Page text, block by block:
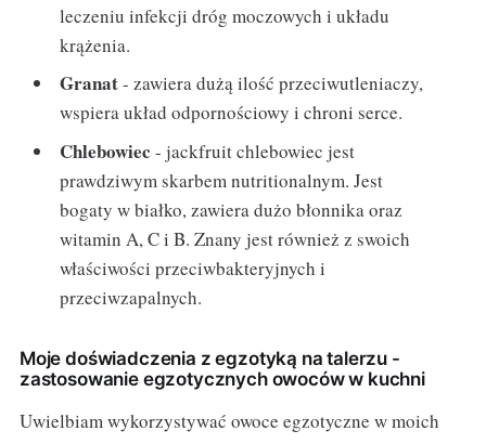
leczeniu infekcji dróg moczowych i układu
krążenia.
Granat- zawiera dużą ilość przeciwutleniaczy,
wspiera układ odpornościowy i chroni serce.
Chlebowiec - jackfruit chlebowiec jest
prawdziwym skarbem nutritionalnym. Jest
bogaty w białko, zawiera dużo błonnika oraz
witamin A, C i B. Znany jest również z swoich
właściwości przeciwbakteryjnych i
przeciwzapalnych.
Moje doświadczenia z egzotyką na talerzu -
zastosowanie egzotycznych owoców w kuchni
Uwielbiam wykorzystywać owoce egzotyczne w moich